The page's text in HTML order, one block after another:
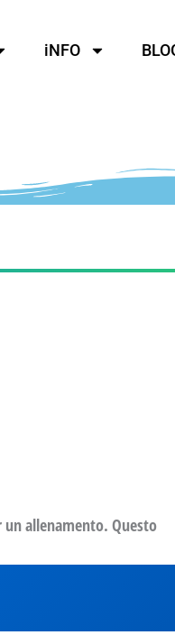
iNFO
allenamento. Questo